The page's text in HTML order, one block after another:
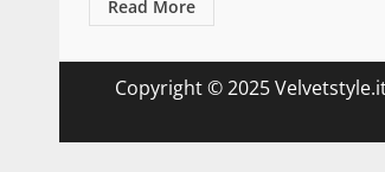
Read More
Copyright © 2025